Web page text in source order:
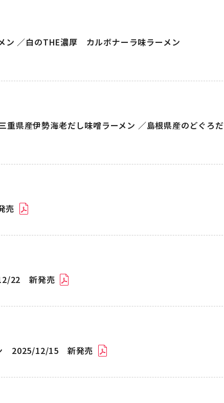
／白のTHE濃厚 カルボナーラ味ラーメン
県産伊勢海老だし味噌ラーメン ／島根県産のどぐろだ
売
22 新発売
2025/12/15 新発売